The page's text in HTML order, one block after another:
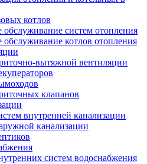
котлов
обслуживание систем отопления
обслуживание котлов отопления
вытяжной вентиляции
клапанов
внутренней канализации
канализации
систем водоснабжения